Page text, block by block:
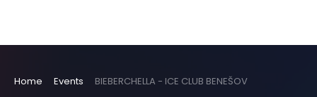
Home Events BIEBERCHELLA - ICE CLUB BENEŠOV